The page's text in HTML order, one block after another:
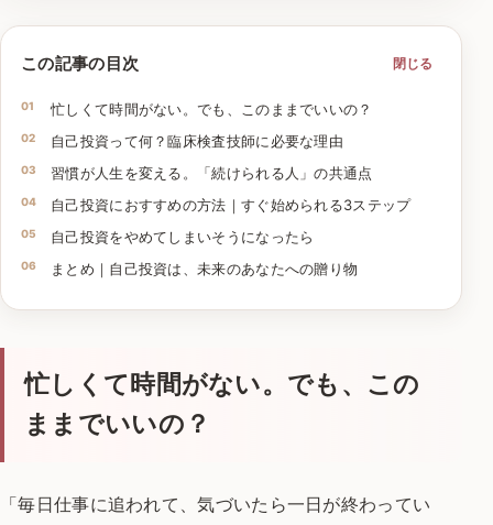
この記事の目次 閉じる
忙しくて時間がない。でも、このままでいいの？
自己投資って何？臨床検査技師に必要な理由
習慣が人生を変える。「続けられる人」の共通点
自己投資におすすめの方法｜すぐ始められる3ステップ
自己投資をやめてしまいそうになったら
まとめ｜自己投資は、未来のあなたへの贈り物
忙しくて時間がない。でも、この
ままでいいの？
「毎日仕事に追われて、気づいたら一日が終わってい